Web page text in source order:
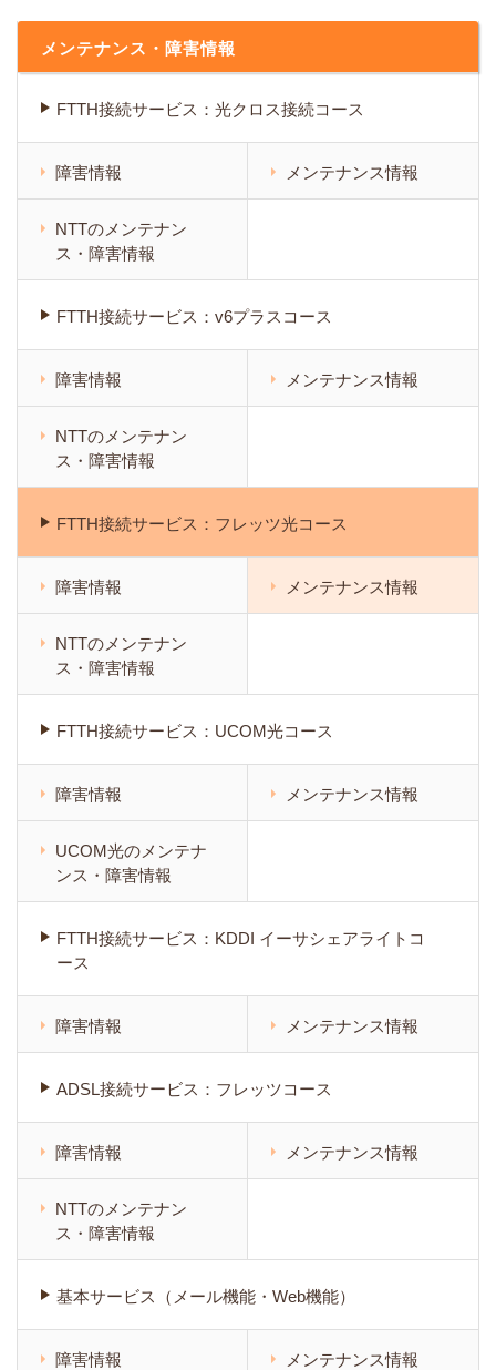
メンテナンス・障害情報
FTTH接続サービス：光クロス接続コース
障害情報 メンテナンス情報
NTTのメンテナン
ス・障害情報
FTTH接続サービス：v6プラスコース
障害情報 メンテナンス情報
NTTのメンテナン
ス・障害情報
FTTH接続サービス：フレッツ光コース
障害情報 メンテナンス情報
NTTのメンテナン
ス・障害情報
FTTH接続サービス：UCOM光コース
障害情報 メンテナンス情報
UCOM光のメンテナ
ンス・障害情報
FTTH接続サービス：KDDI イーサシェアライトコ
ース
障害情報 メンテナンス情報
ADSL接続サービス：フレッツコース
障害情報 メンテナンス情報
NTTのメンテナン
ス・障害情報
基本サービス（メール機能・Web機能）
障害情報 メンテナンス情報